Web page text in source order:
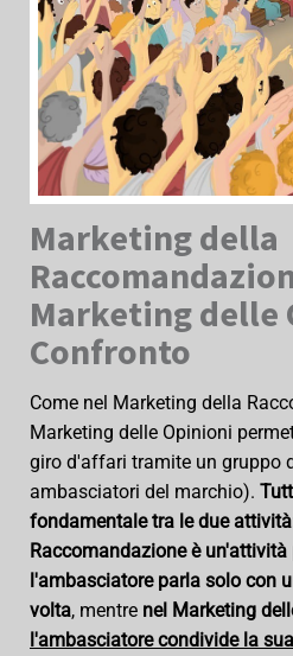
Marketing della
Marketing delle
Confronto
Come nel Marketing della
Marketing delle Opinioni
giro d'affari tramite un gruppo
ambasciatori del marchio).
fondamentale tra le due
Raccomandazione è
l'ambasciatore parla solo con
volta, mentre nel Marketing
l'ambasciatore condivide la